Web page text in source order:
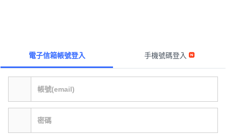
電子信箱帳號登入 手機號碼登入